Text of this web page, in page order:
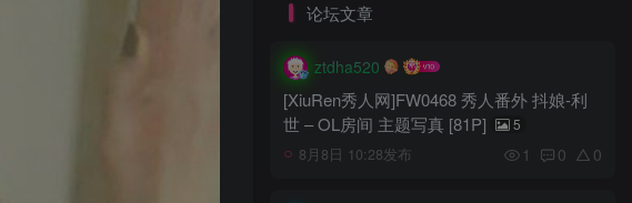
论坛文章
ztdha520
[XiuRen秀人网]FW0468 秀人番外 抖娘-利
世 – OL房间 主题写真 [81P]
5
8月8日 10:28发布 1 0 0